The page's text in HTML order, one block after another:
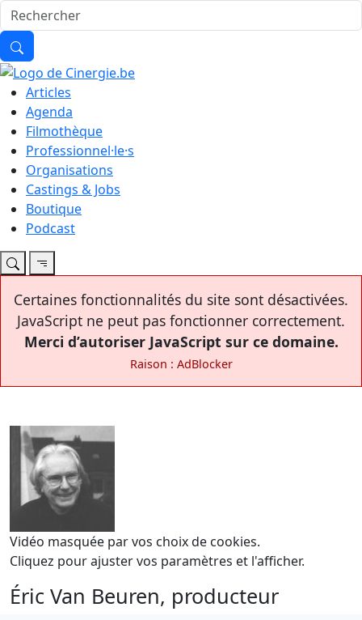
Articles
Agenda
Filmothèque
Professionnel·le·s
Organisations
Castings & Jobs
Boutique
Podcast
Certaines fonctionnalités du site sont désactivées.
JavaScript ne peut pas fonctionner correctement.
Merci d’autoriser JavaScript sur ce domaine.
Raison : AdBlocker
Vidéo masquée par vos choix de cookies.
Cliquez pour ajuster vos paramètres et l'afficher.
Éric Van Beuren, producteur